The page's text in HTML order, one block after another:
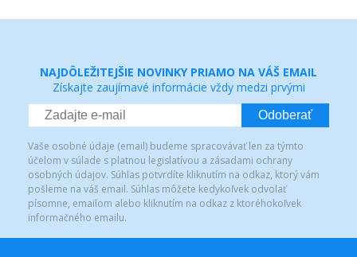
NAJDÔLEŽITEJŠIE NOVINKY PRIAMO NA VÁŠ EMAIL
Získajte zaujímavé informácie vždy medzi prvými
Odoberať
Vaše osobné údaje (email) budeme spracovávať len za týmto
účelom v súlade s platnou legislatívou a zásadami ochrany
osobných údajov. Súhlas potvrdíte kliknutím na odkaz, ktorý vám
pošleme na váš email. Súhlas môžete kedykoľvek odvolať
písomne, emailom alebo kliknutím na odkaz z ktoréhokoľvek
informačného emailu.